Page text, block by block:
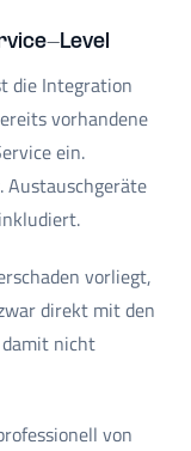
Level
die Integration
vorhandene
ein.
Austauschgeräte
vorliegt,
direkt mit den
nicht
von